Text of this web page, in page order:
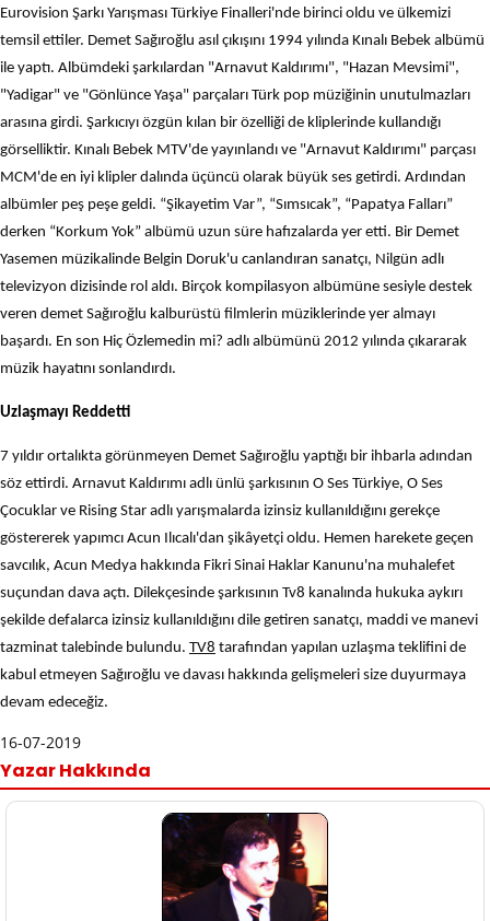
Eurovision Şarkı Yarışması Türkiye Finalleri'nde birinci oldu ve ülkemizi
temsil ettiler. Demet Sağıroğlu asıl çıkışını 1994 yılında Kınalı Bebek albümü
ile yaptı. Albümdeki şarkılardan "Arnavut Kaldırımı", "Hazan Mevsimi",
"Yadigar" ve "Gönlünce Yaşa" parçaları Türk pop müziğinin unutulmazları
arasına girdi. Şarkıcıyı özgün kılan bir özelliği de kliplerinde kullandığı
görselliktir. Kınalı Bebek MTV'de yayınlandı ve "Arnavut Kaldırımı" parçası
MCM'de en iyi klipler dalında üçüncü olarak büyük ses getirdi. Ardından
albümler peş peşe geldi. “Şikayetim Var”, “Sımsıcak”, “Papatya Falları”
derken “Korkum Yok” albümü uzun süre hafızalarda yer etti. Bir Demet
Yasemen müzikalinde Belgin Doruk'u canlandıran sanatçı, Nilgün adlı
televizyon dizisinde rol aldı. Birçok kompilasyon albümüne sesiyle destek
veren demet Sağıroğlu kalburüstü filmlerin müziklerinde yer almayı
başardı. En son Hiç Özlemedin mi? adlı albümünü 2012 yılında çıkararak
müzik hayatını sonlandırdı.
Uzlaşmayı Reddetti
7 yıldır ortalıkta görünmeyen Demet Sağıroğlu yaptığı bir ihbarla adından
söz ettirdi. Arnavut Kaldırımı adlı ünlü şarkısının O Ses Türkiye, O Ses
Çocuklar ve Rising Star adlı yarışmalarda izinsiz kullanıldığını gerekçe
göstererek yapımcı Acun Ilıcalı'dan şikâyetçi oldu. Hemen harekete geçen
savcılık, Acun Medya hakkında Fikri Sinai Haklar Kanunu'na muhalefet
suçundan dava açtı. Dilekçesinde şarkısının Tv8 kanalında hukuka aykırı
şekilde defalarca izinsiz kullanıldığını dile getiren sanatçı, maddi ve manevi
tazminat talebinde bulundu. TV8 tarafından yapılan uzlaşma teklifini de
kabul etmeyen Sağıroğlu ve davası hakkında gelişmeleri size duyurmaya
devam edeceğiz.
16-07-2019
Yazar Hakkında